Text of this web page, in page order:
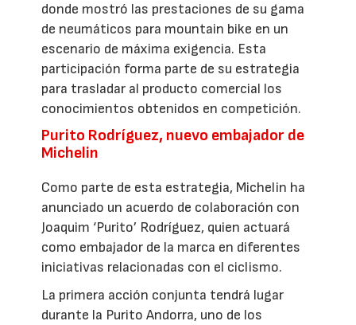
donde mostró las prestaciones de su gama
de neumáticos para mountain bike en un
escenario de máxima exigencia. Esta
participación forma parte de su estrategia
para trasladar al producto comercial los
conocimientos obtenidos en competición.
Purito Rodríguez, nuevo embajador de
Michelin
Como parte de esta estrategia, Michelin ha
anunciado un acuerdo de colaboración con
Joaquim ‘Purito’ Rodríguez, quien actuará
como embajador de la marca en diferentes
iniciativas relacionadas con el ciclismo.
La primera acción conjunta tendrá lugar
durante la Purito Andorra, uno de los